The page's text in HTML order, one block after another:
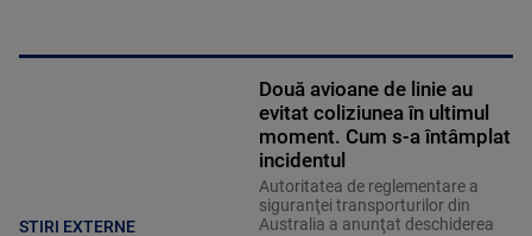
STIRI EXTERNE
Două avioane de linie au
evitat coliziunea în ultimul
moment. Cum s-a întâmplat
incidentul
Autoritatea de reglementare a
siguranţei transporturilor din
Australia a anunţat deschiderea